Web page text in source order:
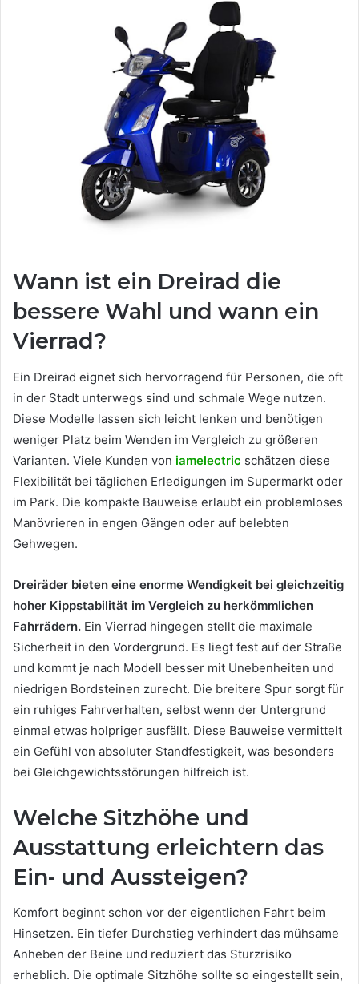
Wann ist ein Dreirad die
bessere Wahl und wann ein
Vierrad?
Ein Dreirad eignet sich hervorragend für Personen, die oft
in der Stadt unterwegs sind und schmale Wege nutzen.
Diese Modelle lassen sich leicht lenken und benötigen
weniger Platz beim Wenden im Vergleich zu größeren
Varianten. Viele Kunden von iamelectric schätzen diese
Flexibilität bei täglichen Erledigungen im Supermarkt oder
im Park. Die kompakte Bauweise erlaubt ein problemloses
Manövrieren in engen Gängen oder auf belebten
Gehwegen.
Dreiräder bieten eine enorme Wendigkeit bei gleichzeitig
hoher Kippstabilität im Vergleich zu herkömmlichen
Fahrrädern. Ein Vierrad hingegen stellt die maximale
Sicherheit in den Vordergrund. Es liegt fest auf der Straße
und kommt je nach Modell besser mit Unebenheiten und
niedrigen Bordsteinen zurecht. Die breitere Spur sorgt für
ein ruhiges Fahrverhalten, selbst wenn der Untergrund
einmal etwas holpriger ausfällt. Diese Bauweise vermittelt
ein Gefühl von absoluter Standfestigkeit, was besonders
bei Gleichgewichtsstörungen hilfreich ist.
Welche Sitzhöhe und
Ausstattung erleichtern das
Ein- und Aussteigen?
Komfort beginnt schon vor der eigentlichen Fahrt beim
Hinsetzen. Ein tiefer Durchstieg verhindert das mühsame
Anheben der Beine und reduziert das Sturzrisiko
erheblich. Die optimale Sitzhöhe sollte so eingestellt sein,